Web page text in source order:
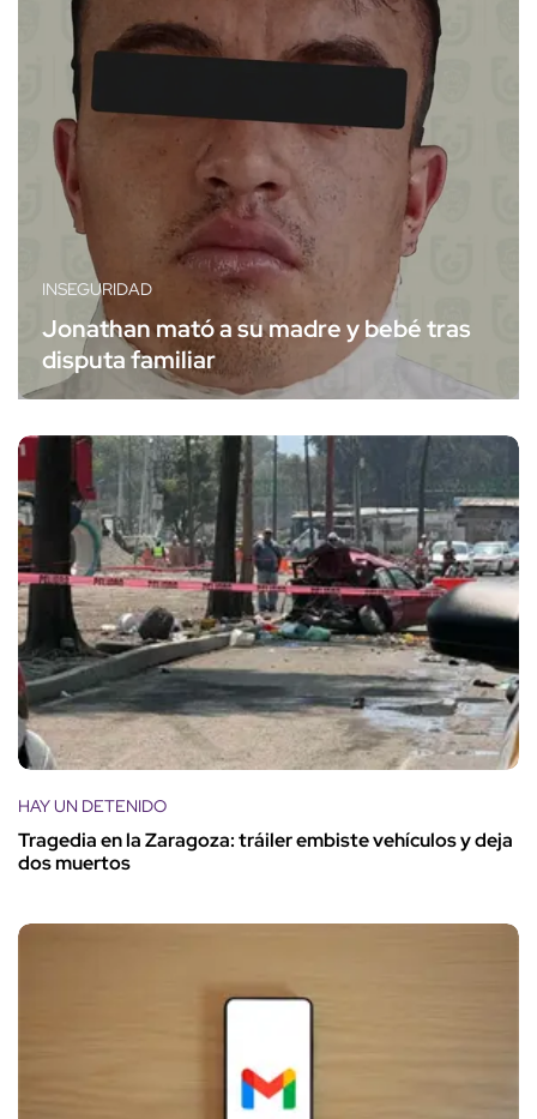
INSEGURIDAD
Jonathan mató a su madre y bebé tras
disputa familiar
HAY UN DETENIDO
Tragedia en la Zaragoza: tráiler embiste vehículos y deja
dos muertos